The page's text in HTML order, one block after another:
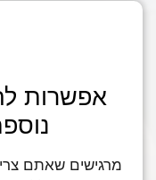
אפשרות
מרגישים שאתם